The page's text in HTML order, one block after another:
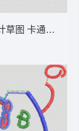
滑板设计草图 卡通童